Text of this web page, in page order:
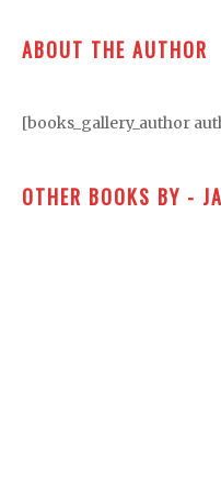
ABOUT THE AUTHOR
[books_gallery_author
OTHER BOOKS BY -